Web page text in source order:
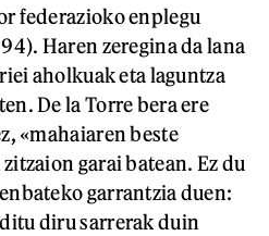
federazioko enplegu
Haren zeregina da lana
aholkuak eta laguntza
De la Torre bera ere
«mahaiaren beste
garai batean. Ez du
garrantzia duen:
diru sarrerak duin